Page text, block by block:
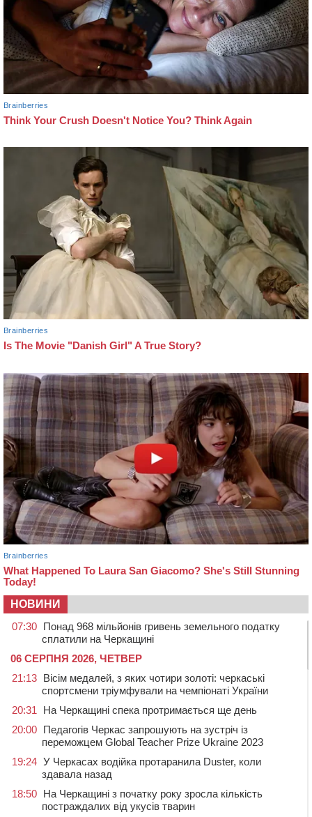
НОВИНИ
07:30 Понад 968 мільйонів гривень земельного податку
сплатили на Черкащині
06 СЕРПНЯ 2026, ЧЕТВЕР
21:13 Вісім медалей, з яких чотири золоті: черкаські
спортсмени тріумфували на чемпіонаті України
20:31
На Черкащині спека протримається ще день
20:00 Педагогів Черкас запрошують на зустріч із
переможцем Global Teacher Prize Ukraine 2023
19:24 У Черкасах водійка протаранила Duster, коли
здавала назад
18:50 На Черкащині з початку року зросла кількість
постраждалих від укусів тварин